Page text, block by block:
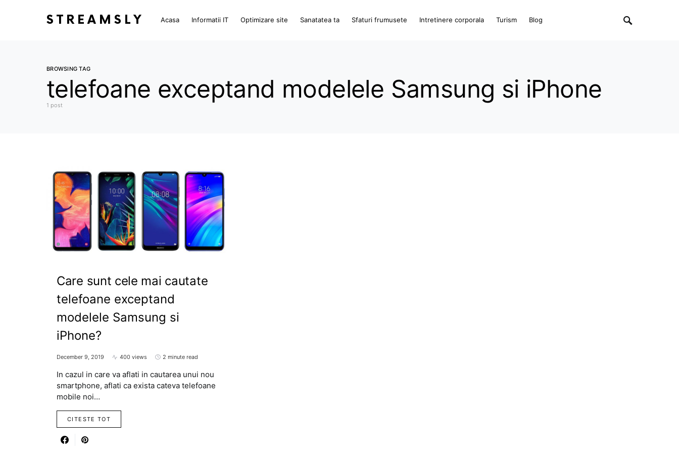
STREAMSLY Acasa Informatii IT Optimizare site Sanatatea ta Sfaturi frumusete Intretinere corporala Turism Blog
BROWSING TAG
telefoane exceptand modelele Samsung si iPhone
1 post
Care sunt cele mai cautate
telefoane exceptand
modelele Samsung si
iPhone?
December 9, 2019 400 views 2 minute read
In cazul in care va aflati in cautarea unui nou
smartphone, aflati ca exista cateva telefoane
mobile noi…
CITESTE TOT